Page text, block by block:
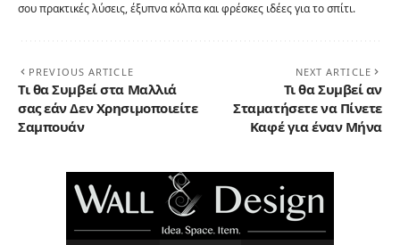
σου πρακτικές λύσεις, έξυπνα κόλπα και φρέσκες ιδέες για το σπίτι.
PREVIOUS ARTICLE
Τι θα Συμβεί στα Μαλλιά
σας εάν Δεν Χρησιμοποιείτε
Σαμπουάν
NEXT ARTICLE
Τι θα Συμβεί αν
Σταματήσετε να Πίνετε
Καφέ για έναν Μήνα